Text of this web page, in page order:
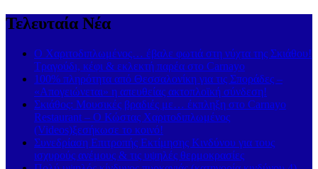
Τελευταία Νέα
Ο Χαριτοδιπλωμένος… έβαλε φωτιά στη νύχτα της Σκιάθου!
Τραγούδι, κέφι & εκλεκτή παρέα στο Carnayo
100% πληρότητα από Θεσσαλονίκη για τις Σποράδες –
«Απογειώνεται» η απευθείας ακτοπλοϊκή σύνδεση!
Σκιάθος: Μουσικές βραδιές με… έκπληξη στο Carnayo
Restaurant – Ο Κώστας Χαριτοδιπλωμένος
(Videos)ξεσήκωσε το κοινό!
Συνεδρίαση Επιτροπής Εκτίμησης Κινδύνου για τους
ισχυρούς ανέμους & τις υψηλές θερμοκρασίες